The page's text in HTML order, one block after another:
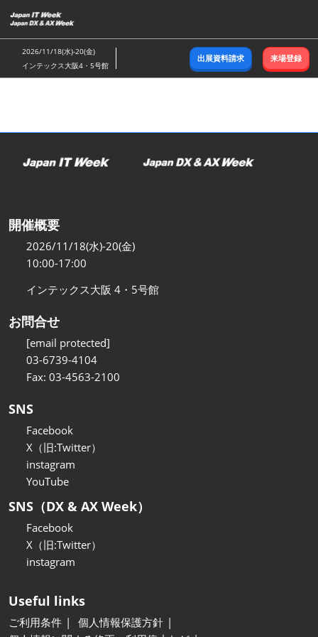
キ
ッ
し
む
2026/11/18(水)-20(金)
インテックス大阪4・5号館
出展資料請求 来場登録
開催概要
2026/11/18(水)-20(金)
10:00-17:00
インテックス大阪 4・5号館
お問合せ
[email protected]
03-6739-4104
Fax: 03-4563-2100
SNS
Facebook
X（旧:Twitter）
instagram
YouTube
SNS（DX & AX Week）
Facebook
X（旧:Twitter）
instagram
Useful links
ご利用条件
個人情報保護方針